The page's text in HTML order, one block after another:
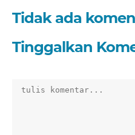
Tidak ada
Tinggalkan